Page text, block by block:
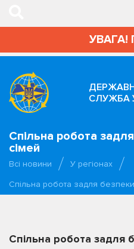
УВАГА!
СЛУЖБА
Спільна робота
сімей
Всі новини
У регіонах
Спільна робота задля безпеки
Спільна робота задля